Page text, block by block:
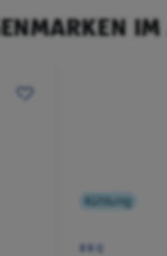
Kühlung
BBQ